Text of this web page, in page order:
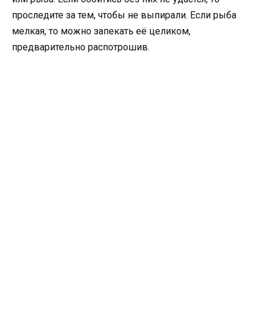
проследите за тем, чтобы не выпирали. Если рыба
мелкая, то можно запекать её целиком,
предварительно распотрошив.